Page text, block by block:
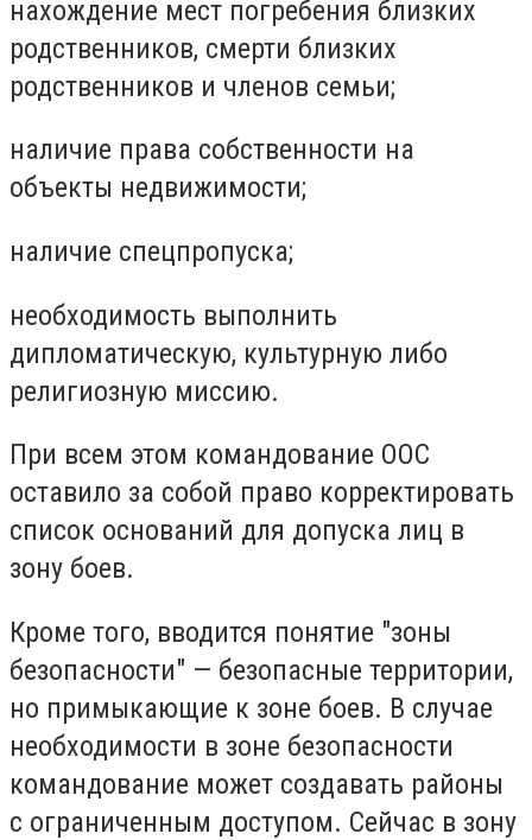
нахождение мест погребения близких
родственников, смерти близких
родственников и членов семьи;
наличие права собственности на
объекты недвижимости;
наличие спецпропуска;
необходимость выполнить
дипломатическую, культурную либо
религиозную миссию.
При всем этом командование ООС
оставило за собой право корректировать
список оснований для допуска лиц в
зону боев.
Кроме того, вводится понятие "зоны
безопасности" — безопасные территории,
но примыкающие к зоне боев. В случае
необходимости в зоне безопасности
командование может создавать районы
с ограниченным доступом. Сейчас в зону